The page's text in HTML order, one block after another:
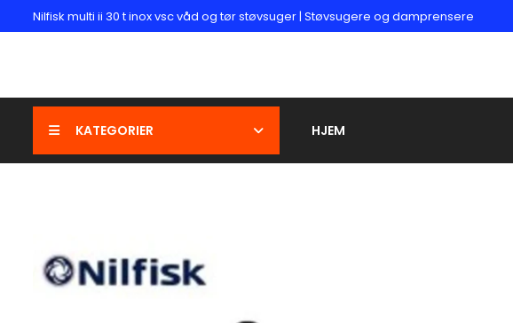
Nilfisk multi ii 30 t inox vsc våd og tør støvsuger | Støvsugere og damprensere
KATEGORIER HJEM